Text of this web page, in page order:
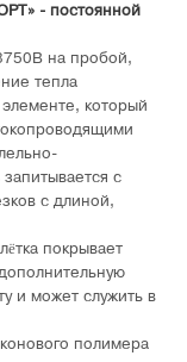
- постоянной
на пробой,
тепла
который
с
с длиной,
покрывает
и может служить в
полимера